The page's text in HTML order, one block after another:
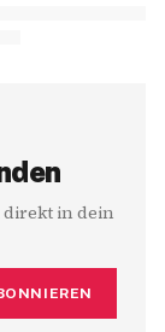
in dein